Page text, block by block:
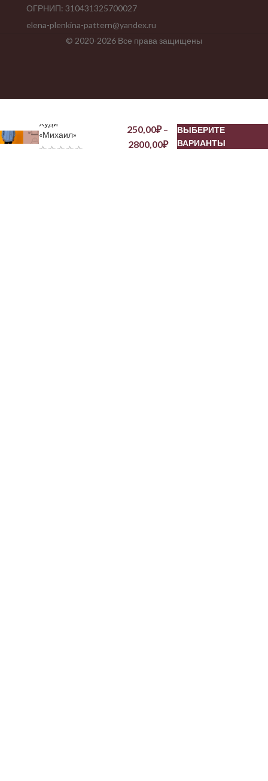
ОГРНИП: 310431325700027
elena-plenkina-pattern@yandex.ru
© 2020-2026 Все права защищены
Худи
«Михаил»
250,00₽ –
2800,00₽
ВЫБЕРИТЕ
ВАРИАНТЫ